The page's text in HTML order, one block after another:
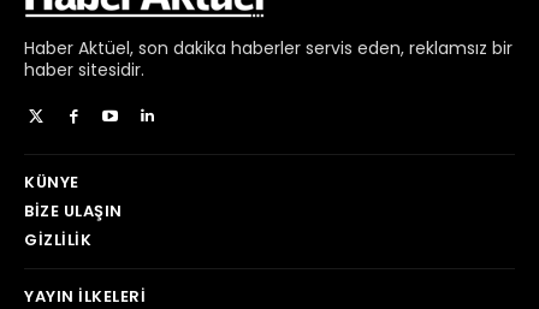
Haber Aktüel, son dakika haberler servis eden, reklamsız bir
haber sitesidir.
KÜNYE
BIZE ULAŞIN
GIZLILIK
YAYIN İLKELERI